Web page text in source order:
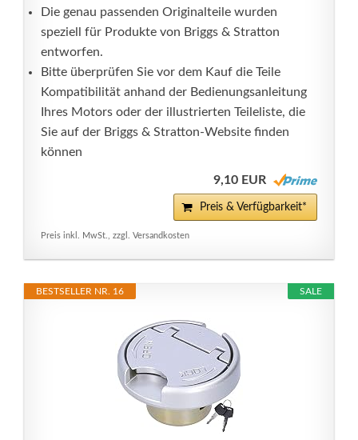
Die genau passenden Originalteile wurden
speziell für Produkte von Briggs & Stratton
entworfen.
Bitte überprüfen Sie vor dem Kauf die Teile
Kompatibilität anhand der Bedienungsanleitung
Ihres Motors oder der illustrierten Teileliste, die
Sie auf der Briggs & Stratton-Website finden
können
9,10 EUR
Preis & Verfügbarkeit*
Preis inkl. MwSt., zzgl. Versandkosten
SALE
BESTSELLER NR. 16